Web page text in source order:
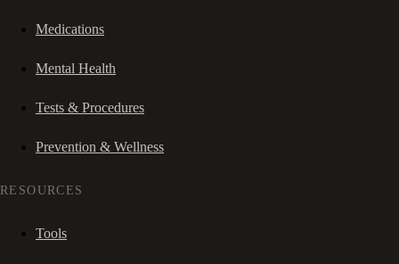
Medications
Mental Health
Tests & Procedures
Prevention & Wellness
RESOURCES
Tools